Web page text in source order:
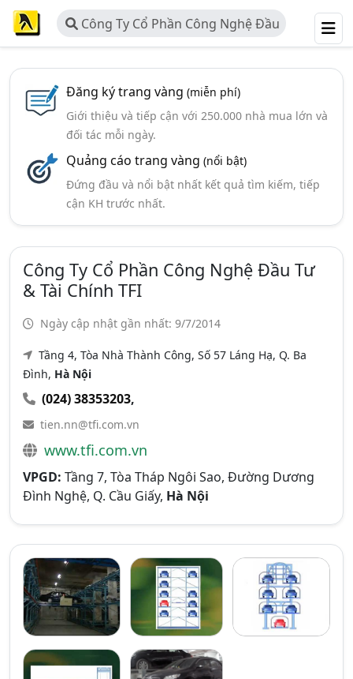
Công Ty Cổ Phần Công Nghệ Đầu
Tư & Tài Chính TFI
Đăng ký trang vàng (miễn phí)
Giới thiệu và tiếp cận với 250.000 nhà mua lớn và
đối tác mỗi ngày.
Quảng cáo trang vàng (nổi bật)
Đứng đầu và nổi bật nhất kết quả tìm kiếm, tiếp
cận KH trước nhất.
Công Ty Cổ Phần Công Nghệ Đầu Tư
& Tài Chính TFI
Ngày cập nhật gần nhất: 9/7/2014
Tầng 4, Tòa Nhà Thành Công, Số 57 Láng Hạ, Q. Ba
Đình, Hà Nội
(024) 38353203,
tien.nn@tfi.com.vn
www.tfi.com.vn
VPGD: Tầng 7, Tòa Tháp Ngôi Sao, Đường Dương
Đình Nghệ, Q. Cầu Giấy, Hà Nội